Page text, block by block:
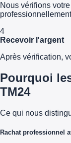
Nous vérifions
4
Recevoir l'argent
Après vérification,
Pourquoi
TM24
Ce qui nous
Rachat professionnel